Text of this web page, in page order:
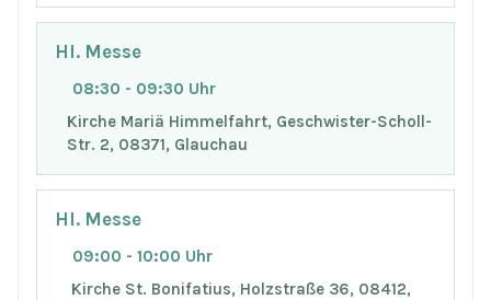
Hl. Messe
08:30 - 09:30 Uhr
Kirche Mariä Himmelfahrt, Geschwister-Scholl-
Str. 2, 08371, Glauchau
Hl. Messe
09:00 - 10:00 Uhr
Kirche St. Bonifatius, Holzstraße 36, 08412,